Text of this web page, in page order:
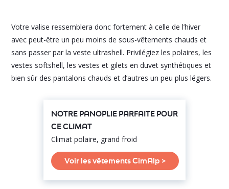
Votre valise ressemblera donc fortement à celle de l’hiver
avec peut-être un peu moins de sous-vêtements chauds et
sans passer par la veste ultrashell. Privilégiez les polaires, les
vestes softshell, les vestes et gilets en duvet synthétiques et
bien sûr des pantalons chauds et d’autres un peu plus légers.
NOTRE PANOPLIE PARFAITE POUR
CE CLIMAT
Climat polaire, grand froid
Voir les vêtements CimAlp >